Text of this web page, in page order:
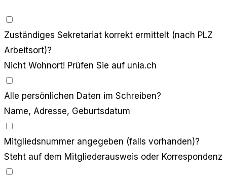
Zuständiges Sekretariat korrekt ermittelt (nach PLZ
Arbeitsort)?
Nicht Wohnort! Prüfen Sie auf unia.ch
Alle persönlichen Daten im Schreiben?
Name, Adresse, Geburtsdatum
Mitgliedsnummer angegeben (falls vorhanden)?
Steht auf dem Mitgliederausweis oder Korrespondenz